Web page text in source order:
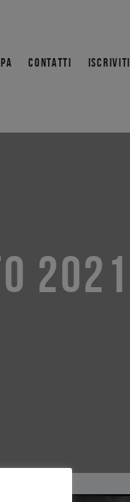
CONTATTI ISCRIVITI
2021